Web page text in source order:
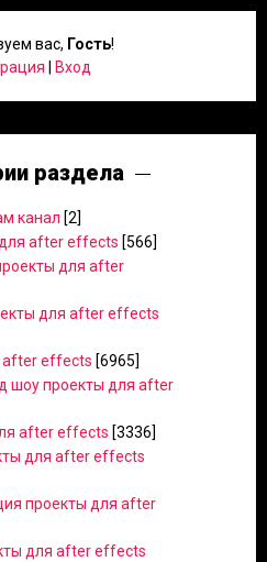
вас, Гость!
Вход
раздела
канал [2]
after effects [566]
для after
для after effects
after effects [6965]
шоу проекты для after
after effects [3336]
для after effects
проекты для after
для after effects